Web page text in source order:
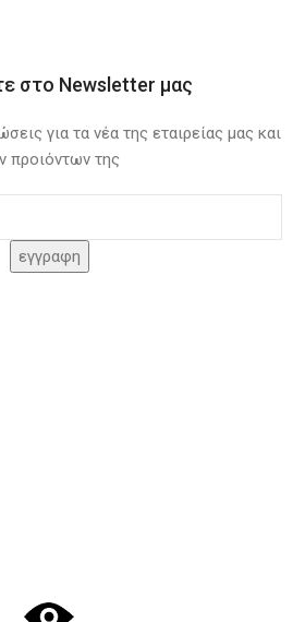
στο Newsletter μας
για τα νέα της εταιρείας μας και
προιόντων της